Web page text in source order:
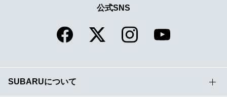
公式SNS
SUBARUについて